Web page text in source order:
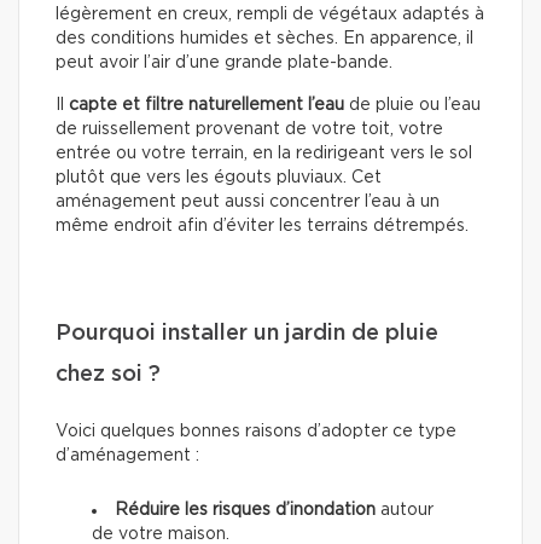
légèrement en creux, rempli de végétaux adaptés à
des conditions humides et sèches. En apparence, il
peut avoir l’air d’une grande plate-bande.
capte et filtre naturellement l’eau de pluie ou l’eau
de ruissellement provenant de votre toit, votre
entrée ou votre terrain, en la redirigeant vers le sol
plutôt que vers les égouts pluviaux. Cet
aménagement peut aussi concentrer l’eau à un
même endroit afin d’éviter les terrains détrempés.
Pourquoi installer un jardin de pluie
chez soi ?
Voici quelques bonnes raisons d’adopter ce type
d’aménagement :
Réduire les risques d’inondation autour
de votre maison.